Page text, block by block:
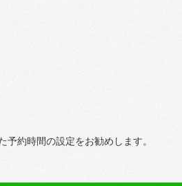
約時間の設定をお勧めします。